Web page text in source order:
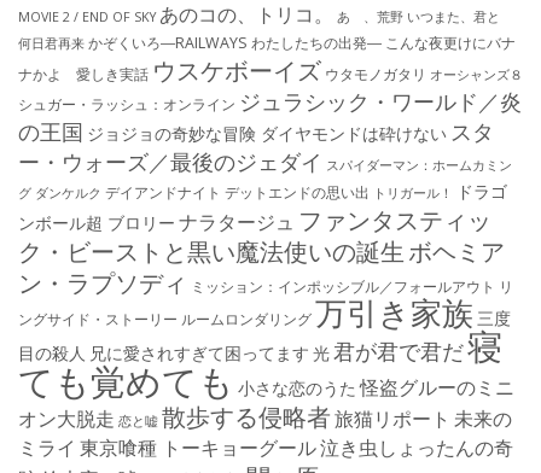
MOVIE 2 / END OF SKY あのコの、トリコ。 あゝ、荒野 いつまた、君と
何日君再来 かぞくいろ―RAILWAYS わたしたちの出発― こんな夜更けにバナ
ナかよ 愛しき実話 ウスケボーイズ ウタモノガタリ オーシャンズ８
シュガー・ラッシュ：オ​ンライン ジュラシック・ワールド／炎
の王国 ジョジョの奇妙な冒険 ダイヤモンドは砕けない スタ
ー・ウォーズ／最後のジェダイ スパイダーマン：ホームカミン
グ ダンケルク デイアンドナイト デットエンドの思い出 トリガール！
ドラゴ
ンボール超 ブロリー ナラタージュ ファンタスティッ
ク・ビーストと黒い魔法使いの誕生 ボヘミア
ン・ラプソディ ミッション：インポッシブル／フォールアウト リ
ングサイド・ストーリー ルームロンダリング万引き家族 三度
目の殺人 兄に愛されすぎて困ってます 光君が君で君だ寝
ても覚めても 小さな恋のうた 怪盗グルーのミニ
オン大脱走 恋と嘘 散歩する侵略者旅猫リポート 未来の
ミライ 東京喰種 トーキョーグール泣き虫しょったんの奇